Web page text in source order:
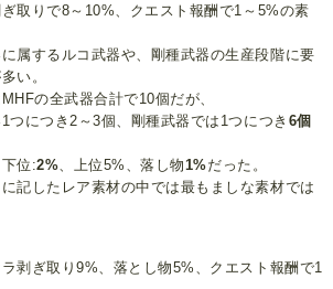
取りで8～10%、クエスト報酬で1～5%の素
属するルコ武器や、剛種武器の生産段階に要
い。
の全武器合計で10個だが、
つにつき2～3個、剛種武器では1つにつき 6個
下位:2% 、上位5%、落し物 1%だった。
記したレア素材の中では最もましな素材では
ラ剥ぎ取り9%、落とし物5%、クエスト報酬で1